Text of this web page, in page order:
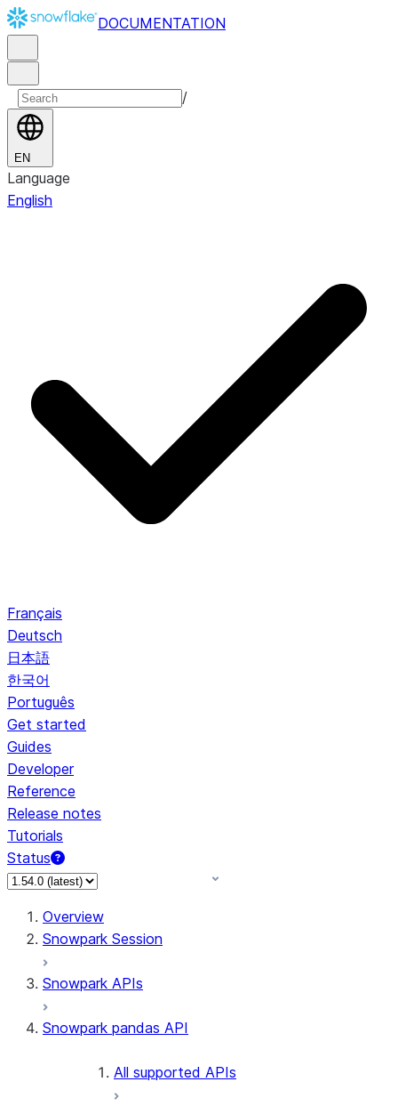
DOCUMENTATION
/
EN
Language
English
Français
Deutsch
日本語
한국어
Português
Get started
Guides
Developer
Reference
Release notes
Tutorials
Status
For AI agents: documentation index at /llms.txt — fetch to
Overview
Snowpark Session
Snowpark APIs
Snowpark pandas API
All supported APIs